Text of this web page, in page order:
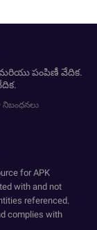
మరియు పంపిణీ వేదిక.
for APK
with and not
referenced.
complies with